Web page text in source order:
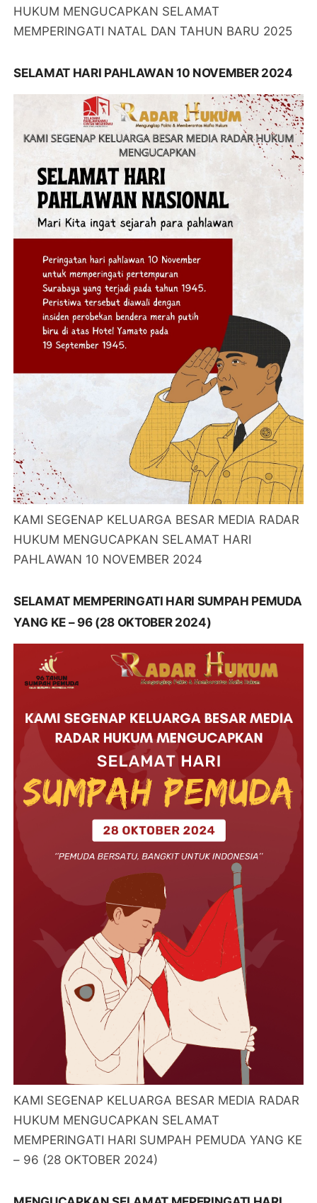
HUKUM MENGUCAPKAN SELAMAT
MEMPERINGATI NATAL DAN TAHUN BARU 2025
SELAMAT HARI PAHLAWAN 10 NOVEMBER 2024
KAMI SEGENAP KELUARGA BESAR MEDIA RADAR
HUKUM MENGUCAPKAN SELAMAT HARI
PAHLAWAN 10 NOVEMBER 2024
SELAMAT MEMPERINGATI HARI SUMPAH PEMUDA
YANG KE – 96 (28 OKTOBER 2024)
KAMI SEGENAP KELUARGA BESAR MEDIA RADAR
HUKUM MENGUCAPKAN SELAMAT
MEMPERINGATI HARI SUMPAH PEMUDA YANG KE
– 96 (28 OKTOBER 2024)